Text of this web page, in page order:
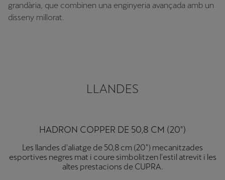
grandària, que combinen una enginyeria avançada amb un
disseny millorat.
LLANDES
HADRON DE 50,8 CM (20")
Llandes d'aliatge de 50,8 cm (20") mecanitzades
esportives negres mat i plata que ofereixen estil i unes
prestacions superiors.